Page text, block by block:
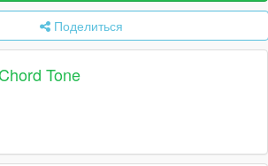
Поделиться
Chord Tone